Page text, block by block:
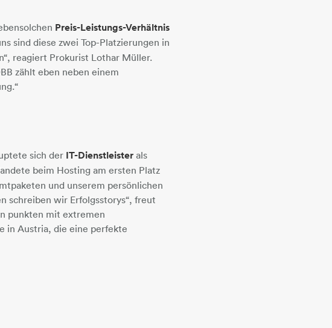
Preis-Leistungs-Verhältnis
sind diese zwei Top-Platzierungen in
reagiert Prokurist Lothar Müller.
zählt eben neben einem
sich der IT-Dienstleister als
beim Hosting am ersten Platz
und unserem persönlichen
schreiben wir Erfolgsstorys“, freut
punkten mit extremen
in Austria, die eine perfekte